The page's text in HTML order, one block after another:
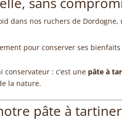
dans nos ruchers de
pour conserver ses
: c’est une pâte à
la nature.
pâte à